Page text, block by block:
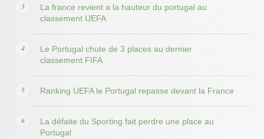
La france revient a la hauteur du portugal au
classement UEFA
Le Portugal chute de 3 places au dernier
classement FIFA
Ranking UEFA le Portugal repasse devant la France
La défaite du Sporting fait perdre une place au
Portugal